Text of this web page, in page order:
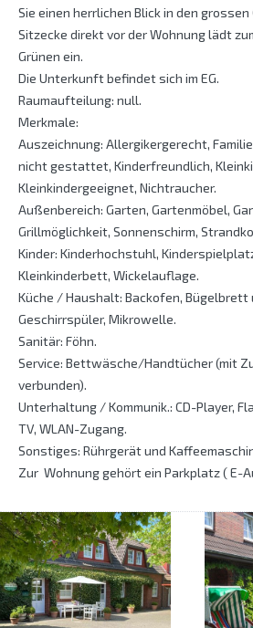
Sie einen herrlichen Blick in den grossen
Sitzecke direkt vor der Wohnung lädt
Grünen ein.
Die Unterkunft befindet sich im EG.
Raumaufteilung: null.
Merkmale:
Auszeichnung: Allergikergerecht,
nicht gestattet, Kinderfreundlich,
Kleinkindergeeignet, Nichtraucher.
Außenbereich: Garten, Gartenmöbel,
Grillmöglichkeit, Sonnenschirm,
Kinder: Kinderhochstuhl,
Kleinkinderbett, Wickelauflage.
Küche / Haushalt: Backofen, Bügelbrett
Geschirrspüler, Mikrowelle.
Sanitär: Föhn.
Service: Bettwäsche/Handtücher (mit
verbunden).
Unterhaltung / Kommunik.: CD-Player,
TV, WLAN-Zugang.
Sonstiges: Rührgerät und
Zur Wohnung gehört ein Parkplatz ( E-